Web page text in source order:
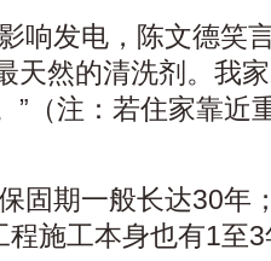
响发电，陈文德笑
天然的清洗剂。我
”（注：若住家靠近
固期一般长达30年
施工本身也有1至